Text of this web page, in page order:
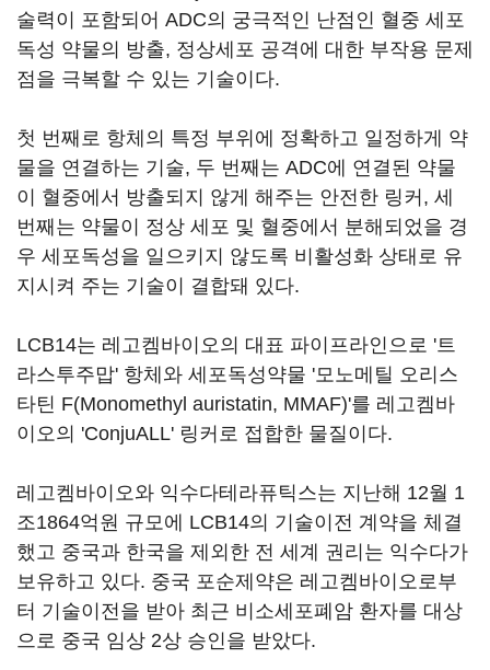
술력이 포함되어 ADC의 궁극적인 난점인 혈중 세포
독성 약물의 방출, 정상세포 공격에 대한 부작용 문제
점을 극복할 수 있는 기술이다.
첫 번째로 항체의 특정 부위에 정확하고 일정하게 약
물을 연결하는 기술, 두 번째는 ADC에 연결된 약물
이 혈중에서 방출되지 않게 해주는 안전한 링커, 세
번째는 약물이 정상 세포 및 혈중에서 분해되었을 경
우 세포독성을 일으키지 않도록 비활성화 상태로 유
지시켜 주는 기술이 결합돼 있다.
LCB14는 레고켐바이오의 대표 파이프라인으로 '트
라스투주맙' 항체와 세포독성약물 '모노메틸 오리스
타틴 F(Monomethyl auristatin, MMAF)'를 레고켐바
이오의 'ConjuALL' 링커로 접합한 물질이다.
레고켐바이오와 익수다테라퓨틱스는 지난해 12월 1
조1864억원 규모에 LCB14의 기술이전 계약을 체결
했고 중국과 한국을 제외한 전 세계 권리는 익수다가
보유하고 있다. 중국 포순제약은 레고켐바이오로부
터 기술이전을 받아 최근 비소세포폐암 환자를 대상
으로 중국 임상 2상 승인을 받았다.